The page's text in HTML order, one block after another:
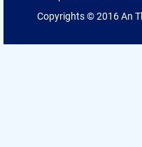
Copyrights © 2016 An